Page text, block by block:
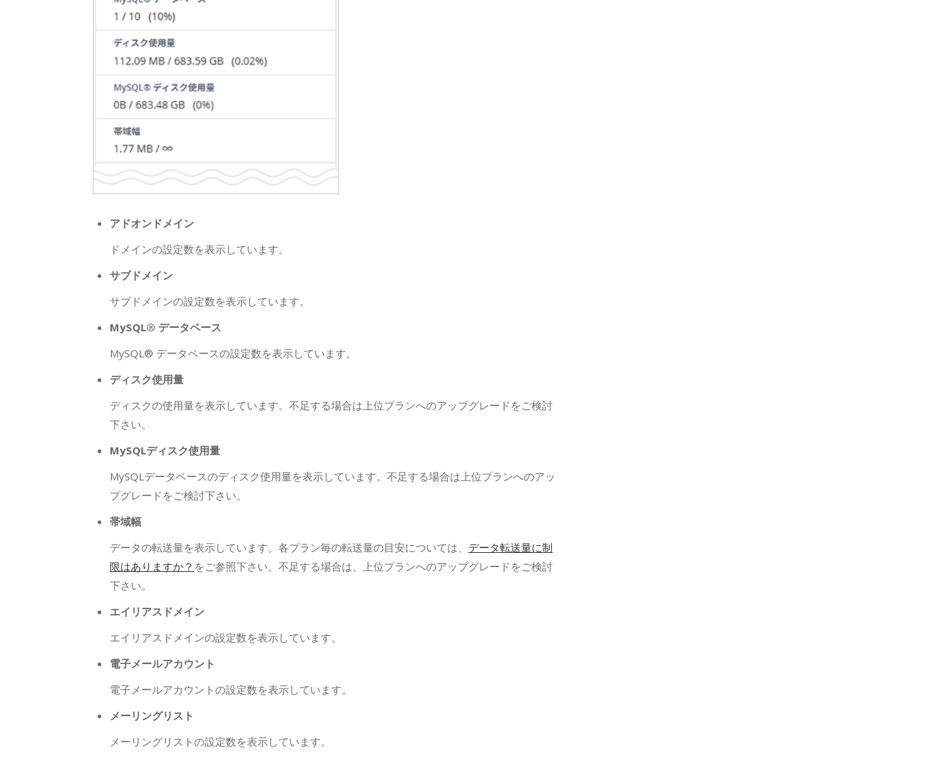
アドオンドメイン
ドメインの設定数を表示しています。
サブドメイン
サブドメインの設定数を表示しています。
MySQL® データベース
MySQL® データベースの設定数を表示しています。
ディスク使用量
ディスクの使用量を表示しています。不足する場合は上位プランへのアップグレードをご検討
下さい。
MySQLディスク使用量
MySQLデータベースのディスク使用量を表示しています。不足する場合は上位プランへのアッ
プグレードをご検討下さい。
帯域幅
データの転送量を表示しています。各プラン毎の転送量の目安については、 データ転送量に制
限はありますか？ をご参照下さい。不足する場合は、上位プランへのアップグレードをご検討
下さい。
エイリアスドメイン
エイリアスドメインの設定数を表示しています。
電子メールアカウント
電子メールアカウントの設定数を表示しています。
メーリングリスト
メーリングリストの設定数を表示しています。